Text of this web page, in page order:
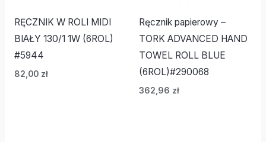
RĘCZNIK W ROLI MIDI
BIAŁY 130/1 1W (6ROL)
#5944
82,00 zł
Ręcznik papierowy –
TORK ADVANCED HAND
TOWEL ROLL BLUE
(6ROL)#290068
362,96 zł